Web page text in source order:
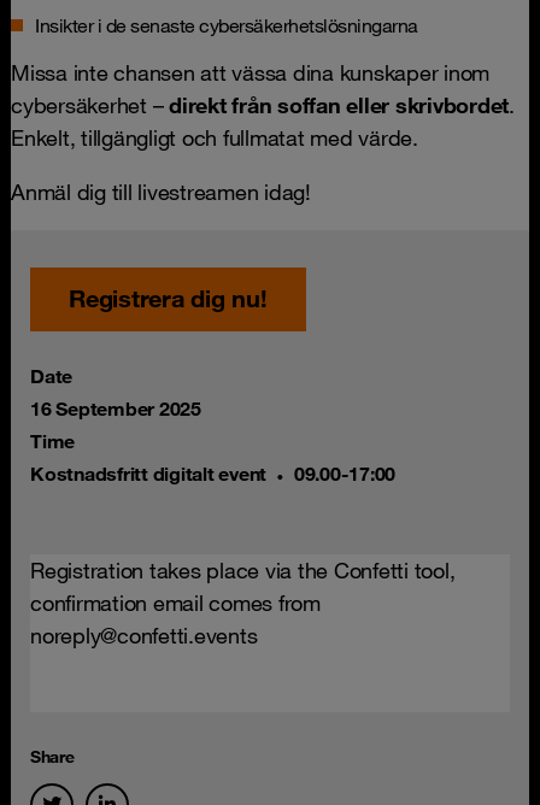
Insikter i de senaste cybersäkerhetslösningarna
Missa inte chansen att vässa dina kunskaper inom
cybersäkerhet –direkt från soffan eller skrivbordet.
Enkelt, tillgängligt och fullmatat med värde.
Anmäl dig till livestreamen idag!
Registrera dig nu!
Date
16 September 2025
Time
Kostnadsfritt digitalt event
09.00-17:00
Registration takes place via the Confetti tool,
confirmation email comes from
noreply@confetti.events
Share